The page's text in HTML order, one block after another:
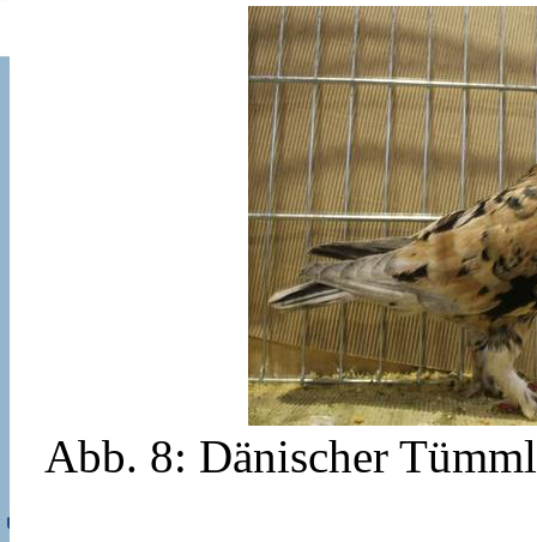
Abb. 8: Dänischer